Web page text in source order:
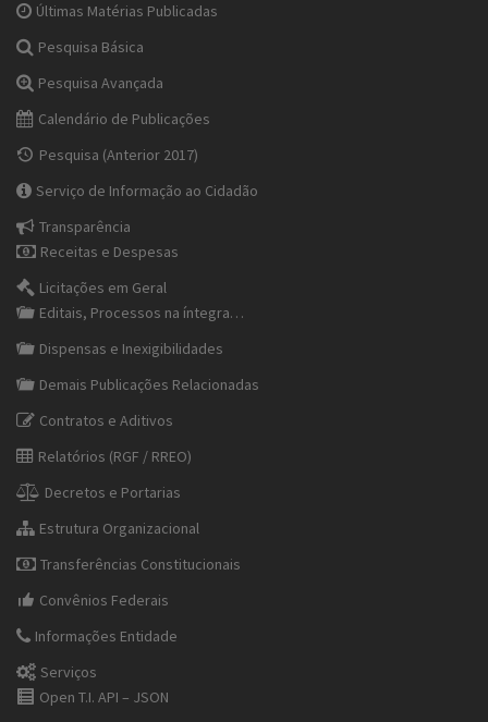
Últimas Matérias Publicadas
Pesquisa Básica
Pesquisa Avançada
Calendário de Publicações
Pesquisa (Anterior 2017)
Serviço de Informação ao Cidadão
Transparência
Receitas e Despesas
Licitações em Geral
Editais, Processos na íntegra…
Dispensas e Inexigibilidades
Demais Publicações Relacionadas
Contratos e Aditivos
Relatórios (RGF / RREO)
Decretos e Portarias
Estrutura Organizacional
Transferências Constitucionais
Convênios Federais
Informações Entidade
Serviços
Open T.I. API – JSON